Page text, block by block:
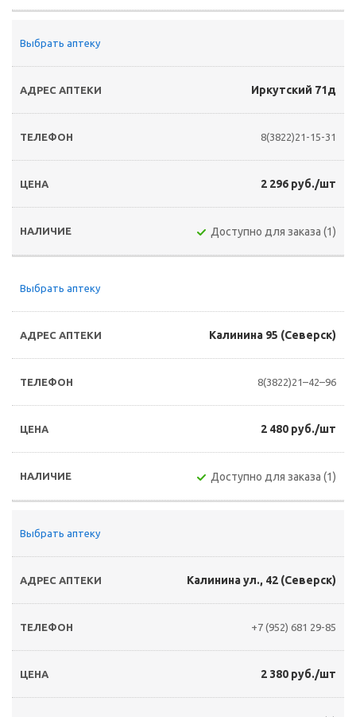
Выбрать аптеку
Иркутский 71д
8(3822)21-15-31
2 296 руб./шт
Доступно для заказа (1)
Выбрать аптеку
Калинина 95 (Северск)
8(3822)21–42–96
2 480 руб./шт
Доступно для заказа (1)
Выбрать аптеку
Калинина ул., 42 (Северск)
+7 (952) 681 29-85
2 380 руб./шт